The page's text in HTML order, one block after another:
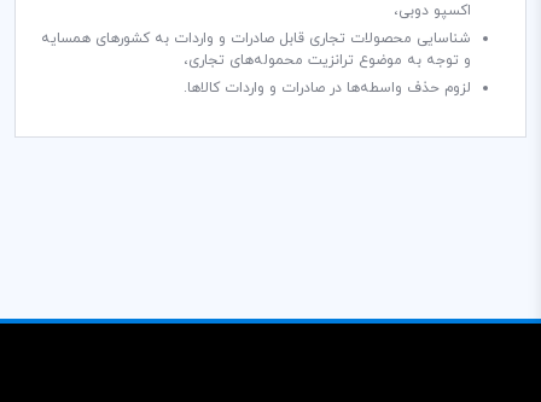
اکسپو دوبی،
شناسایی محصولات تجاری قابل صادرات و واردات به کشورهای همسایه
و توجه به موضوع ترانزیت محموله‌های تجاری،
لزوم حذف واسطه‌ها در صادرات و واردات کالاها.